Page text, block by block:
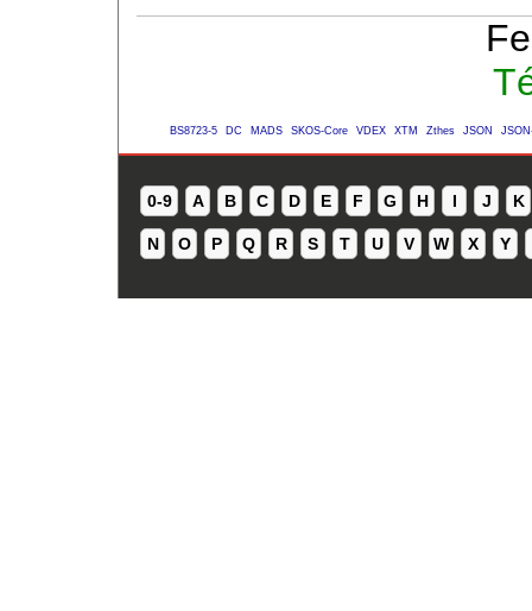
BS8723-5 DC MADS SKOS-Core VDEX XTM Zthes JSON
0-9 A B C D E F G H I J K
N O P Q R S T U V W X Y